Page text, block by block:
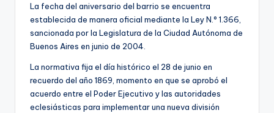
La fecha del aniversario del barrio se encuentra
establecida de manera oficial mediante la Ley N.° 1.366,
sancionada por la Legislatura de la Ciudad Autónoma de
Buenos Aires en junio de 2004.
La normativa fija el día histórico el 28 de junio en
recuerdo del año 1869, momento en que se aprobó el
acuerdo entre el Poder Ejecutivo y las autoridades
eclesiásticas para implementar una nueva división